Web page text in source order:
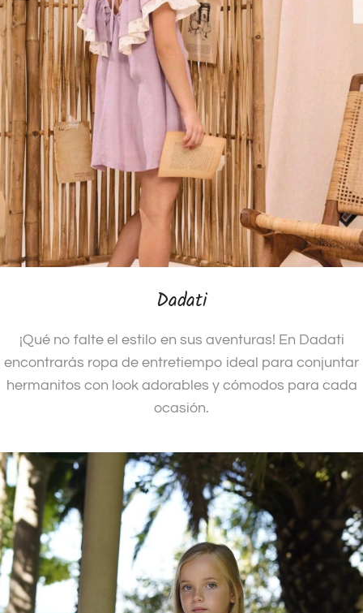
Dadati
¡Qué no falte el estilo en sus aventuras! En Dadati
encontrarás ropa de entretiempo ideal para conjuntar
hermanitos con look adorables y cómodos para cada
ocasión.